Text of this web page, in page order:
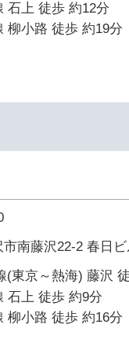
石上 徒歩 約12分
柳小路 徒歩 約19分
南藤沢22-2 春日
(東京～熱海) 藤沢
石上 徒歩 約9分
柳小路 徒歩 約16分